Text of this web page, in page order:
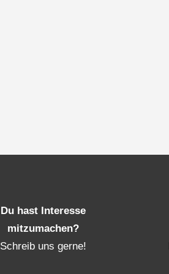
Du hast Interesse
mitzumachen?
Schreib uns gerne!